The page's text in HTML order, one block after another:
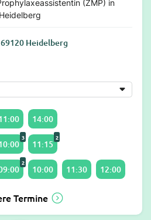
(ZMP) in
Heidelberg
Heidelberg
14:00
3
11:15
2
2
10:00 11:30 12:00
Termine